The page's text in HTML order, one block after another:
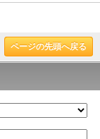
ページの先頭へ戻る